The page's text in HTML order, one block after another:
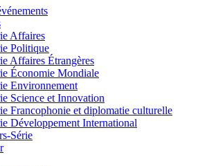
Affaires
Politique
Affaires Étrangères
Économie Mondiale
Environnement
Science et Innovation
Francophonie et diplomatie culturelle
Développement International
Série